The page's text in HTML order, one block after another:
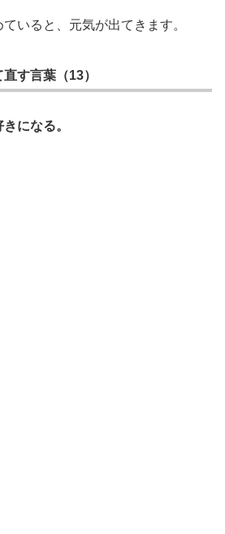
いると、元気が出てきます。
す言葉（13）
になる。